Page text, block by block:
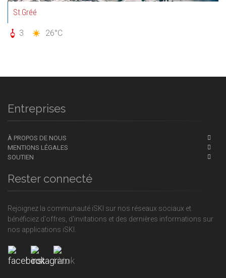
St.Gréé
3 26°C
Entreprises
À PROPOS DE NOUS
MENTIONS LÉGALES
SOUTIEN
Rester connecté
Rejoignez la communauté iSKI sur nos réseaux sociaux et
bénéficiez d'offres, d'invitations et des dernières informations sur
nos applications iSKI.